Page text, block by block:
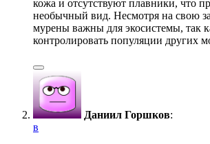
кожа и отсутствуют плавники, что
необычный вид. Несмотря на свою
мурены важны для экосистемы, так
контролировать популяции других
Даниил Горшков:
в